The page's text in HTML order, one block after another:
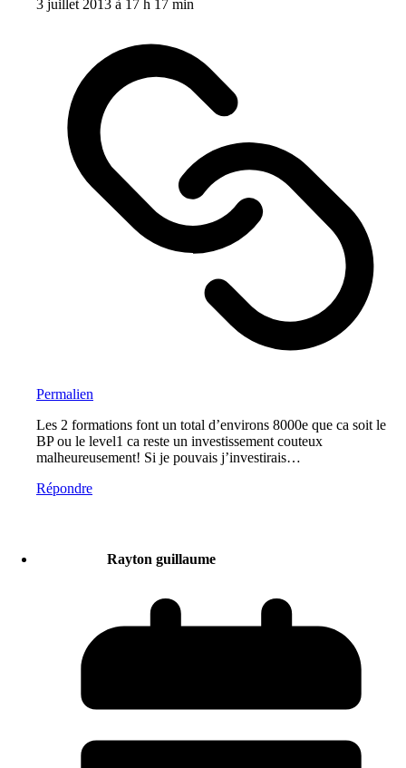
3 juillet 2013 à 17 h 17 min
Permalien
Les 2 formations font un total d’environs 8000e que ca soit le
BP ou le level1 ca reste un investissement couteux
malheureusement! Si je pouvais j’investirais…
Répondre
Rayton guillaume